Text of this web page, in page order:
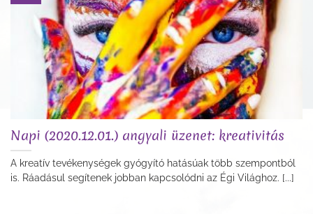
Napi (2020.12.01.) angyali üzenet: kreativitás
A kreatív tevékenységek gyógyító hatásúak több szempontból
is. Ráadásul segítenek jobban kapcsolódni az Égi Világhoz. [...]